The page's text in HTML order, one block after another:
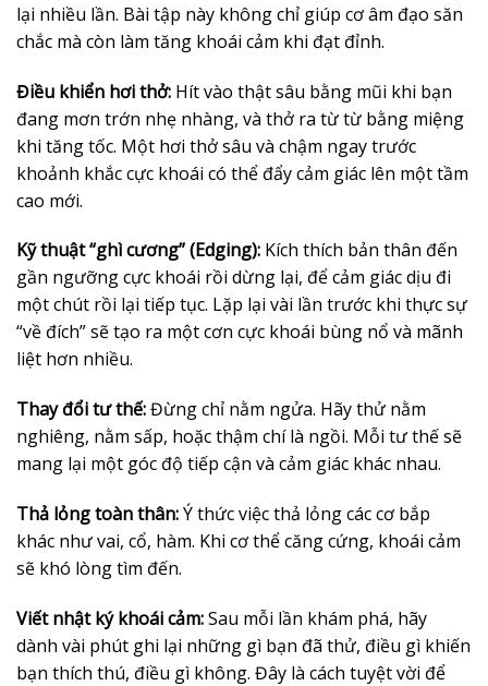
lại nhiều lần. Bài tập này không chỉ giúp cơ âm đạo săn
chắc mà còn làm tăng khoái cảm khi đạt đỉnh.
Điều khiển hơi thở: Hít vào thật sâu bằng mũi khi bạn
đang mơn trớn nhẹ nhàng, và thở ra từ từ bằng miệng
khi tăng tốc. Một hơi thở sâu và chậm ngay trước
khoảnh khắc cực khoái có thể đẩy cảm giác lên một tầm
cao mới.
Kỹ thuật “ghì cương” (Edging): Kích thích bản thân đến
gần ngưỡng cực khoái rồi dừng lại, để cảm giác dịu đi
một chút rồi lại tiếp tục. Lặp lại vài lần trước khi thực sự
“về đích” sẽ tạo ra một cơn cực khoái bùng nổ và mãnh
liệt hơn nhiều.
Thay đổi tư thế:Đừng chỉ nằm ngửa. Hãy thử nằm
nghiêng, nằm sấp, hoặc thậm chí là ngồi. Mỗi tư thế sẽ
mang lại một góc độ tiếp cận và cảm giác khác nhau.
Thả lỏng toàn thân:Ý thức việc thả lỏng các cơ bắp
khác như vai, cổ, hàm. Khi cơ thể căng cứng, khoái cảm
sẽ khó lòng tìm đến.
Viết nhật ký khoái cảm:Sau mỗi lần khám phá, hãy
dành vài phút ghi lại những gì bạn đã thử, điều gì khiến
bạn thích thú, điều gì không. Đây là cách tuyệt vời để